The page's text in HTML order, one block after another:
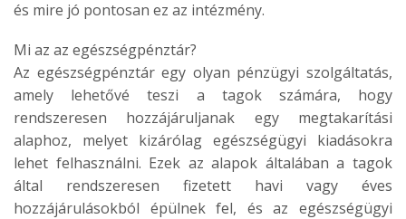
és mire jó pontosan ez az intézmény.
Mi az az egészségpénztár?
Az egészségpénztár egy olyan pénzügyi szolgáltatás,
amely lehetővé teszi a tagok számára, hogy
rendszeresen hozzájáruljanak egy megtakarítási
alaphoz, melyet kizárólag egészségügyi kiadásokra
lehet felhasználni. Ezek az alapok általában a tagok
által rendszeresen fizetett havi vagy éves
hozzájárulásokból épülnek fel, és az egészségügyi